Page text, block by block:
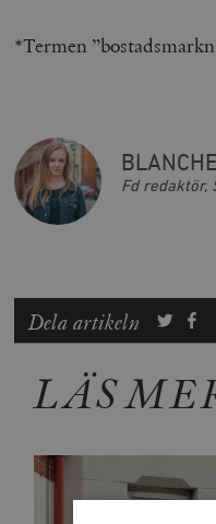
*Termen
Fd redaktör,
Dela artikeln
LÄS